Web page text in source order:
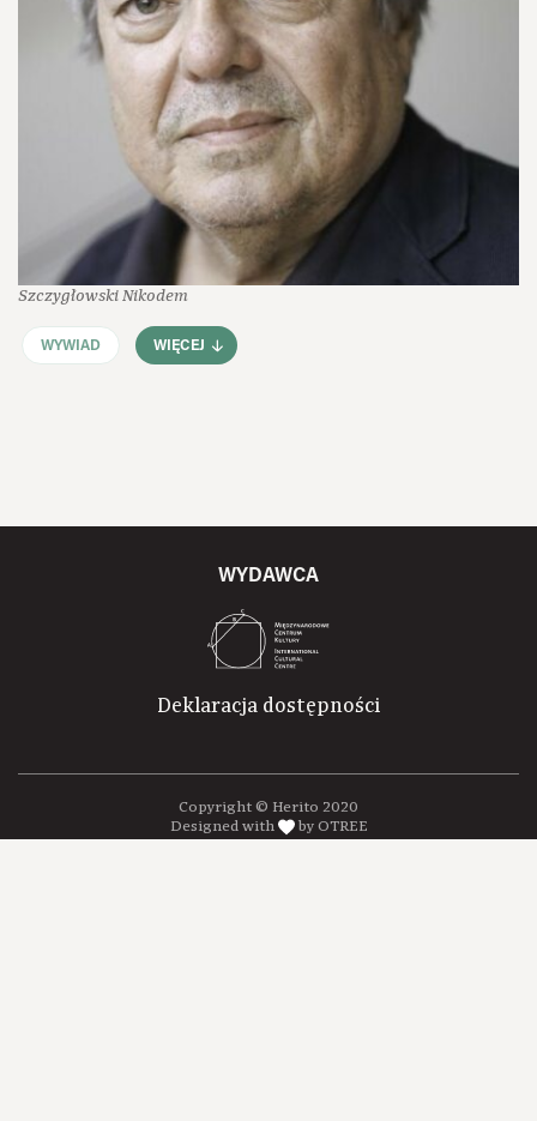
Szczygłowski Nikodem
WYWIAD WIĘCEJ
WYDAWCA
Deklaracja dostępności
Copyright © Herito 2020
Designed with
by OTREE